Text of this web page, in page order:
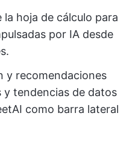
la hoja de cálculo para
por IA desde
y recomendaciones
y tendencias de datos
como barra lateral